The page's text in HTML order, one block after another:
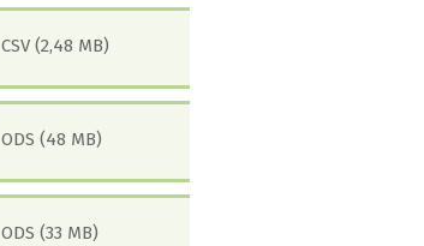
CSV (2,48 MB)
ODS (48 MB)
ODS (33 MB)